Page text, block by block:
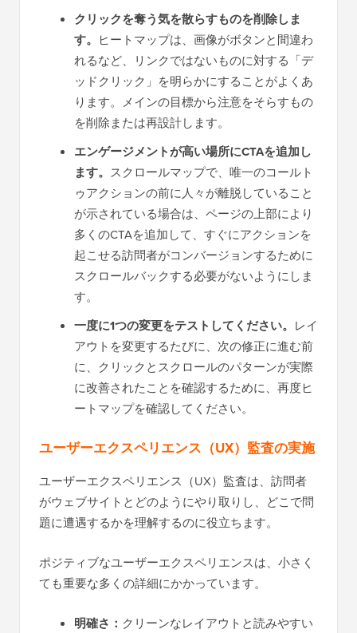
クリックを奪う気を散らすものを削除しま
す。 ヒートマップは、画像がボタンと間違わ
れるなど、リンクではないものに対する「デ
ッドクリック」を明らかにすることがよくあ
ります。メインの目標から注意をそらすもの
を削除または再設計します。
エンゲージメントが高い場所にCTAを追加し
ます。 スクロールマップで、唯一のコールト
ゥアクションの前に人々が離脱していること
が示されている場合は、ページの上部により
多くのCTAを追加して、すぐにアクションを
起こせる訪問者がコンバージョンするために
スクロールバックする必要がないようにしま
す。
一度に1つの変更をテストしてください。 レイ
アウトを変更するたびに、次の修正に進む前
に、クリックとスクロールのパターンが実際
に改善されたことを確認するために、再度ヒ
ートマップを確認してください。
ユーザーエクスペリエンス（UX）監査の実施
ユーザーエクスペリエンス（UX）監査は、訪問者
がウェブサイトとどのようにやり取りし、どこで問
題に遭遇するかを理解するのに役立ちます。
ポジティブなユーザーエクスペリエンスは、小さく
ても重要な多くの詳細にかかっています。
明確さ： クリーンなレイアウトと読みやすい